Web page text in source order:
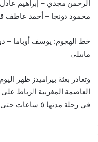
الرحمن مجدي – إبراهيم
محمود دونجا – أحمد عاطف
خط الهجوم: يوسف أوباما –
ماييلي
وتغادر بعثة بيراميدز ظهر
العاصمة المغربية الرباط
في رحلة مدتها ٥ ساعات حتى الوصول إلى المغرب.